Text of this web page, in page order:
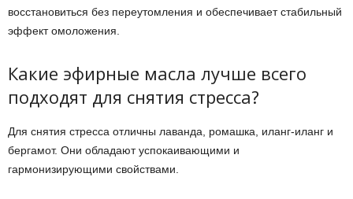
восстановиться без переутомления и обеспечивает стабильный
эффект омоложения.
Какие эфирные масла лучше всего
подходят для снятия стресса?
Для снятия стресса отличны лаванда, ромашка, иланг-иланг и
бергамот. Они обладают успокаивающими и
гармонизирующими свойствами.